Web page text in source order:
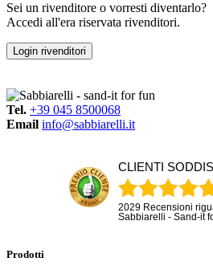
Sei un rivenditore o vorresti diventarlo?
Accedi all'era riservata rivenditori.
Login rivenditori
Tel. +39 045 8500068
Email info@sabbiarelli.it
CLIENTI
2029 Recensioni
Sabbiarelli - Sand-it
Prodotti